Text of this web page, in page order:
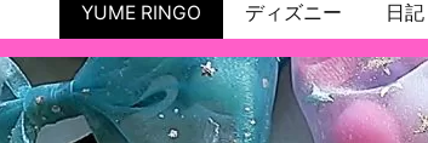
YUME RINGO ディズニー 日記